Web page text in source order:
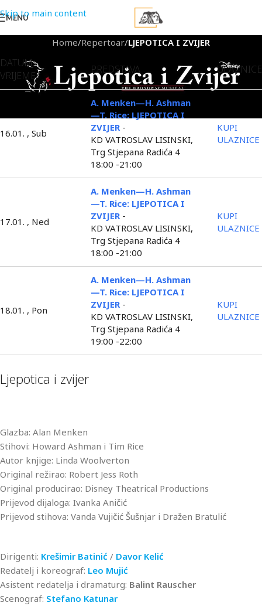
Skip to main content
MENU
Home/Repertoar/LJEPOTICA I ZVIJER
DATUM
VRIJEME
PREDSTAVA ULAZNICE
16.01. , Sub
A. Menken—H. Ashman
—T. Rice: LJEPOTICA I
ZVIJER-
KD VATROSLAV LISINSKI,
Trg Stjepana Radića 4
18:00 -21:00
KUPI
ULAZNICE
17.01. , Ned
A. Menken—H. Ashman
—T. Rice: LJEPOTICA I
ZVIJER-
KD VATROSLAV LISINSKI,
Trg Stjepana Radića 4
18:00 -21:00
KUPI
ULAZNICE
18.01. , Pon
A. Menken—H. Ashman
—T. Rice: LJEPOTICA I
ZVIJER-
KD VATROSLAV LISINSKI,
Trg Stjepana Radića 4
19:00 -22:00
KUPI
ULAZNICE
Ljepotica i zvijer
Glazba: Alan Menken
Stihovi: Howard Ashman i Tim Rice
Autor knjige: Linda Woolverton
Original režirao: Robert Jess Roth
Original producirao: Disney Theatrical Productions
Prijevod dijaloga: Ivanka Aničić
Prijevod stihova: Vanda Vujičić Šušnjar i Dražen Bratulić
Dirigenti: Krešimir Batinić / Davor Kelić
Redatelj i koreograf: Leo Mujić
Asistent redatelja i dramaturg: Balint Rauscher
Scenograf: Stefano Katunar